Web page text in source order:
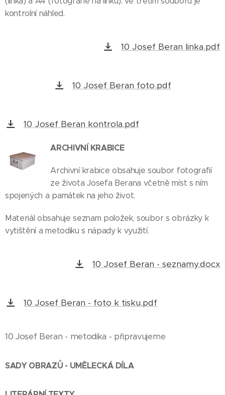
kontrolní náhled.
10 Josef Beran linka.pdf
10 Josef Beran foto.pdf
10 Josef Beran kontrola.pdf
ARCHIVNÍ KRABICE
Archivní krabice obsahuje soubor fotografií
ze života Josefa Berana včetně míst s ním
spojených a památek na jeho život.
Materiál obsahuje seznam položek, soubor s obrázky k
vytištění a metodiku s nápady k využití.
10 Josef Beran - seznamy.docx
10 Josef Beran - foto k tisku.pdf
10 Josef Beran - metodika - připravujeme
SADY OBRAZŮ - UMĚLECKÁ DÍLA